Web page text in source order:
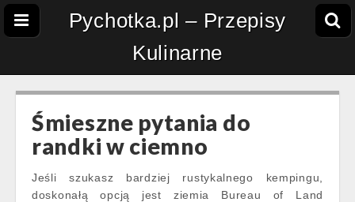
Pychotka.pl – Przepisy
Kulinarne
Śmieszne pytania do
randki w ciemno
Jeśli szukasz bardziej rustykalnego kempingu,
doskonałą opcją jest ziemia Bureau of Land